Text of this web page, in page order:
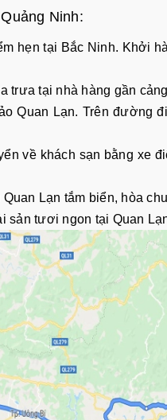
Ninh:
hẹn tại Bắc Ninh. Khởi
trưa tại nhà hàng gần
Quan Lạn. Trên đường
về khách sạn bằng xe
Lạn tắm biển, hòa
sản tươi ngon tại Quan